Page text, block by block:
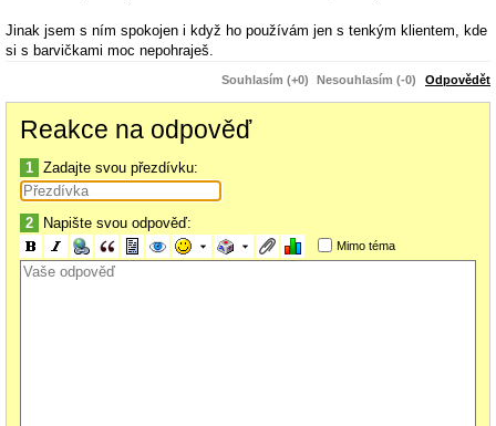
Jinak jsem s ním spokojen i když ho používám jen s tenkým klientem, kde
si s barvičkami moc nepohraješ.
Souhlasím (+0) Nesouhlasím (-0) Odpovědět
Reakce na odpověď
1 Zadajte svou přezdívku:
2 Napište svou odpověď:
Mimo téma